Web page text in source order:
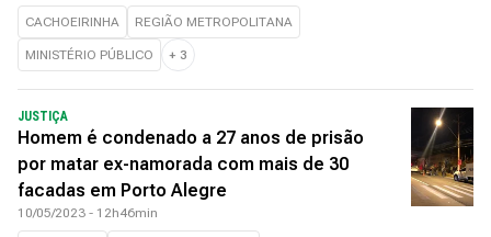
CACHOEIRINHA REGIÃO METROPOLITANA
MINISTÉRIO PÚBLICO + 3
JUSTIÇA
Homem é condenado a 27 anos de prisão
por matar ex-namorada com mais de 30
facadas em Porto Alegre
10/05/2023 - 12h46min